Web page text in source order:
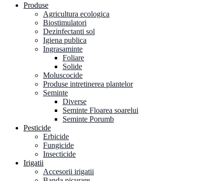
Produse
Agricultura ecologica
Biostimulatori
Dezinfectanti sol
Igiena publica
Ingrasaminte
Foliare
Solide
Moluscocide
Produse intretinerea plantelor
Seminte
Diverse
Seminte Floarea soarelui
Seminte Porumb
Pesticide
Erbicide
Fungicide
Insecticide
Irigatii
Accesorii irigatii